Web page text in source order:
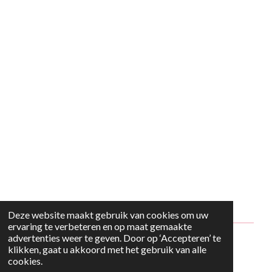
Deze website maakt gebruik van cookies om uw
ervaring te verbeteren en op maat gemaakte
advertenties weer te geven. Door op ‘Accepteren’ te
klikken, gaat u akkoord met het gebruik van alle
cookies.
© 2024 - 2026 Style2Maria
Powered by